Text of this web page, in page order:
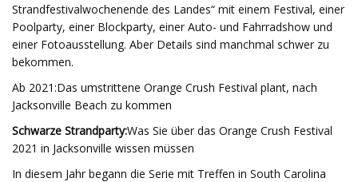
Strandfestivalwochenende des Landes“ mit einem Festival, einer
Poolparty, einer Blockparty, einer Auto- und Fahrradshow und
einer Fotoausstellung. Aber Details sind manchmal schwer zu
bekommen.
Ab 2021:Das umstrittene Orange Crush Festival plant, nach
Jacksonville Beach zu kommen
Schwarze Strandparty:Was Sie über das Orange Crush Festival
2021 in Jacksonville wissen müssen
In diesem Jahr begann die Serie mit Treffen in South Carolina